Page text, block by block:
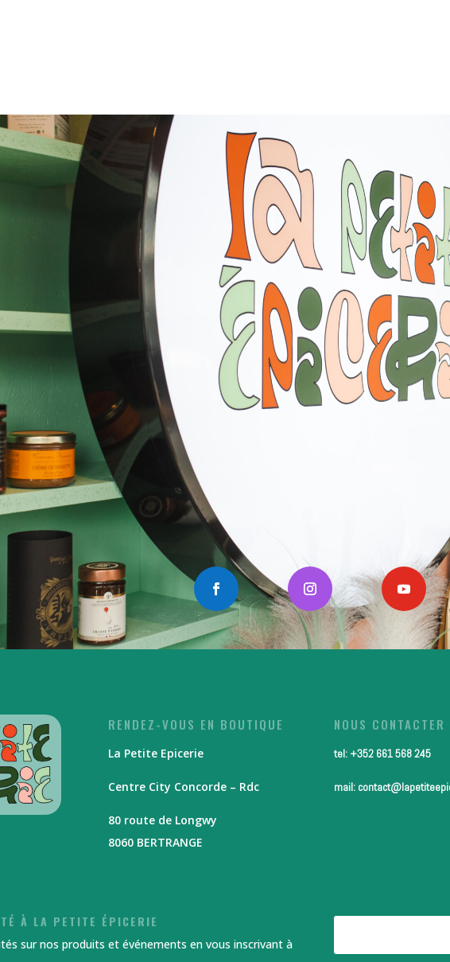
RENDEZ-VOUS EN BOUTIQUE
La Petite Epicerie
Centre City Concorde – Rdc
80 route de Longwy
8060 BERTRANGE
NOUS CONTACTER
tel: +352 661 568 245
mail:
À LA PETITE ÉPICERIE
sur nos produits et événements en vous inscrivant à